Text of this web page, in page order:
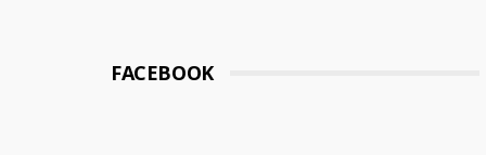
FACEBOOK